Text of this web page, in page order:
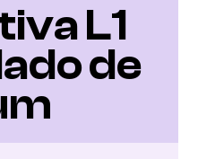
L1
de